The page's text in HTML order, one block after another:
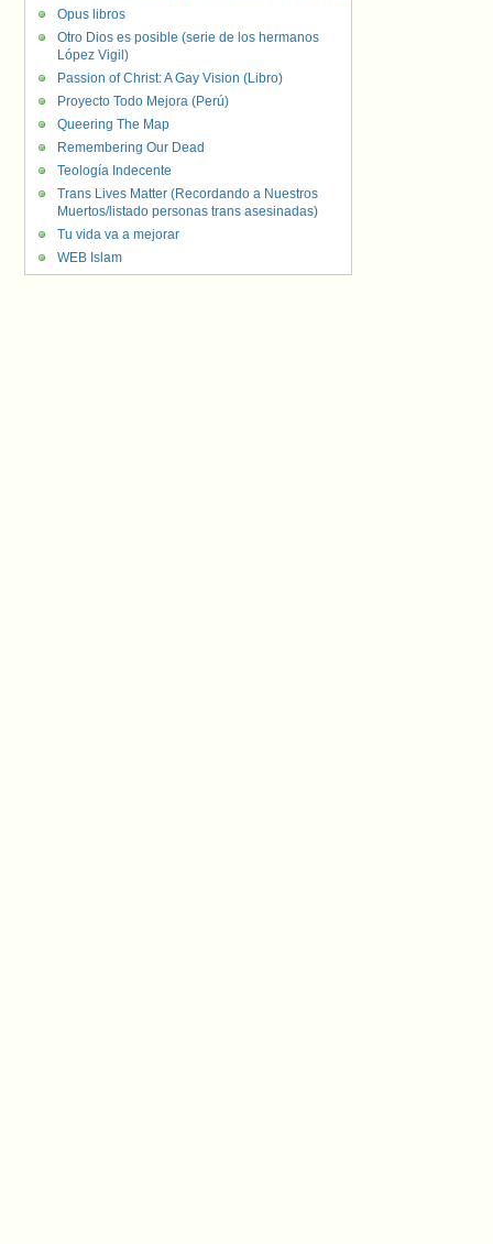
Opus libros
Otro Dios es posible (serie de los hermanos
López Vigil)
Passion of Christ: A Gay Vision (Libro)
Proyecto Todo Mejora (Perú)
Queering The Map
Remembering Our Dead
Teología Indecente
Trans Lives Matter (Recordando a Nuestros
Muertos/listado personas trans asesinadas)
Tu vida va a mejorar
WEB Islam